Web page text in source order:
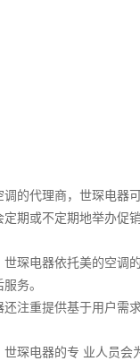
的代理商，世琛电器
期或不定期地举办促
琛电器依托美的空调
务。
注重提供基于用户需
琛电器的专 业人员会